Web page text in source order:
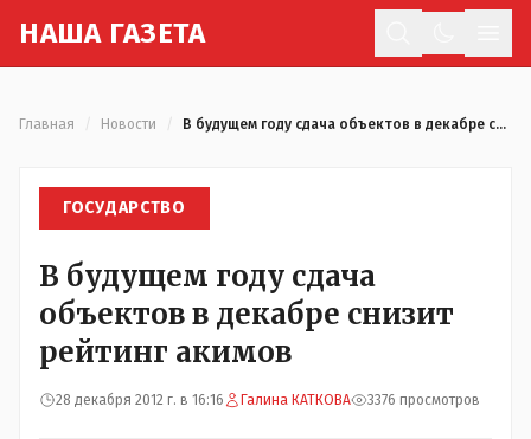
НАША ГАЗЕТА
Главная Новости В будущем году сдача объектов в декабре снизит рейтинг акимов
ГОСУДАРСТВО
В будущем году сдача
объектов в декабре снизит
рейтинг акимов
28 декабря 2012 г. в 16:16 Галина КАТКОВА 3376 просмотров